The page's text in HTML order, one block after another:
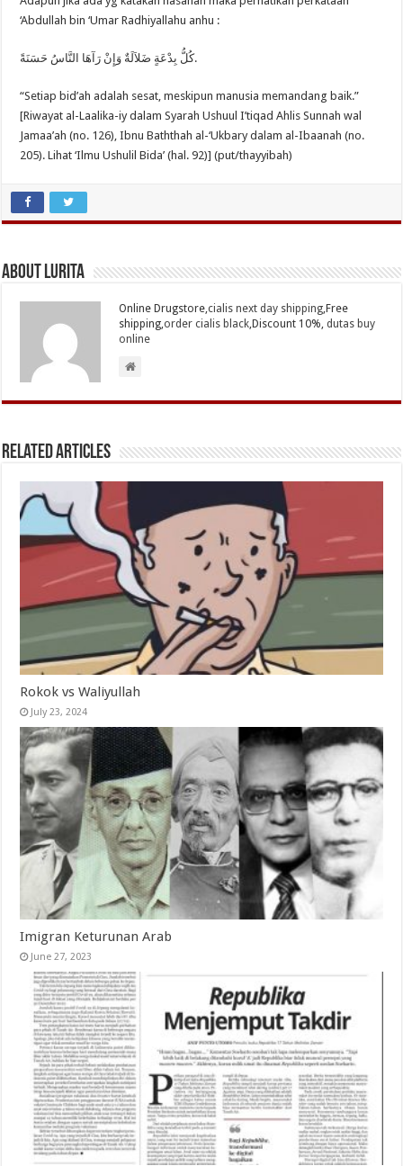
‘Abdullah bin ‘Umar Radhiyallahu anhu :
كُلُّ بِدْعَةٍ ضَلاَلَةٌ وَإِنْ رَآهَا النَّاسُ حَسَنَةً.
“Setiap bid’ah adalah sesat, meskipun manusia memandang baik.”
[Riwayat al-Laalika-iy dalam Syarah Ushuul I’tiqad Ahlis Sunnah wal
Jamaa’ah (no. 126), Ibnu Baththah al-‘Ukbary dalam al-Ibaanah (no.
205). Lihat ‘Ilmu Ushulil Bida’ (hal. 92)] (put/thayyibah)
About Lurita
Online Drugstore,cialis next day shipping ,Free
shipping, order cialis black ,Discount 10%,dutas buy
online
Related Articles
Rokok vs Waliyullah
July 23, 2024
Imigran Keturunan Arab
June 27, 2023